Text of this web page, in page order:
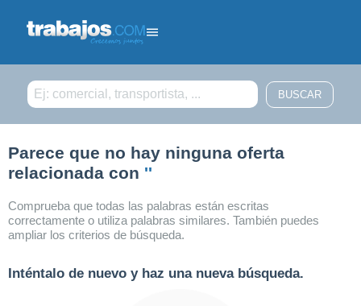
Parece que no hay ninguna oferta
relacionada con ''
Comprueba que todas las palabras están escritas
correctamente o utiliza palabras similares. También puedes
ampliar los criterios de búsqueda.
Inténtalo de nuevo y haz una nueva búsqueda.